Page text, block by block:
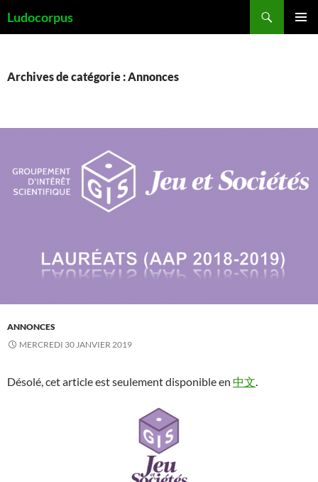
auLudocorpus
Archives de catégorie : Annonces
ANNONCES
MERCREDI 30 JANVIER 2019
Désolé, cet article est seulement disponible en 中文.